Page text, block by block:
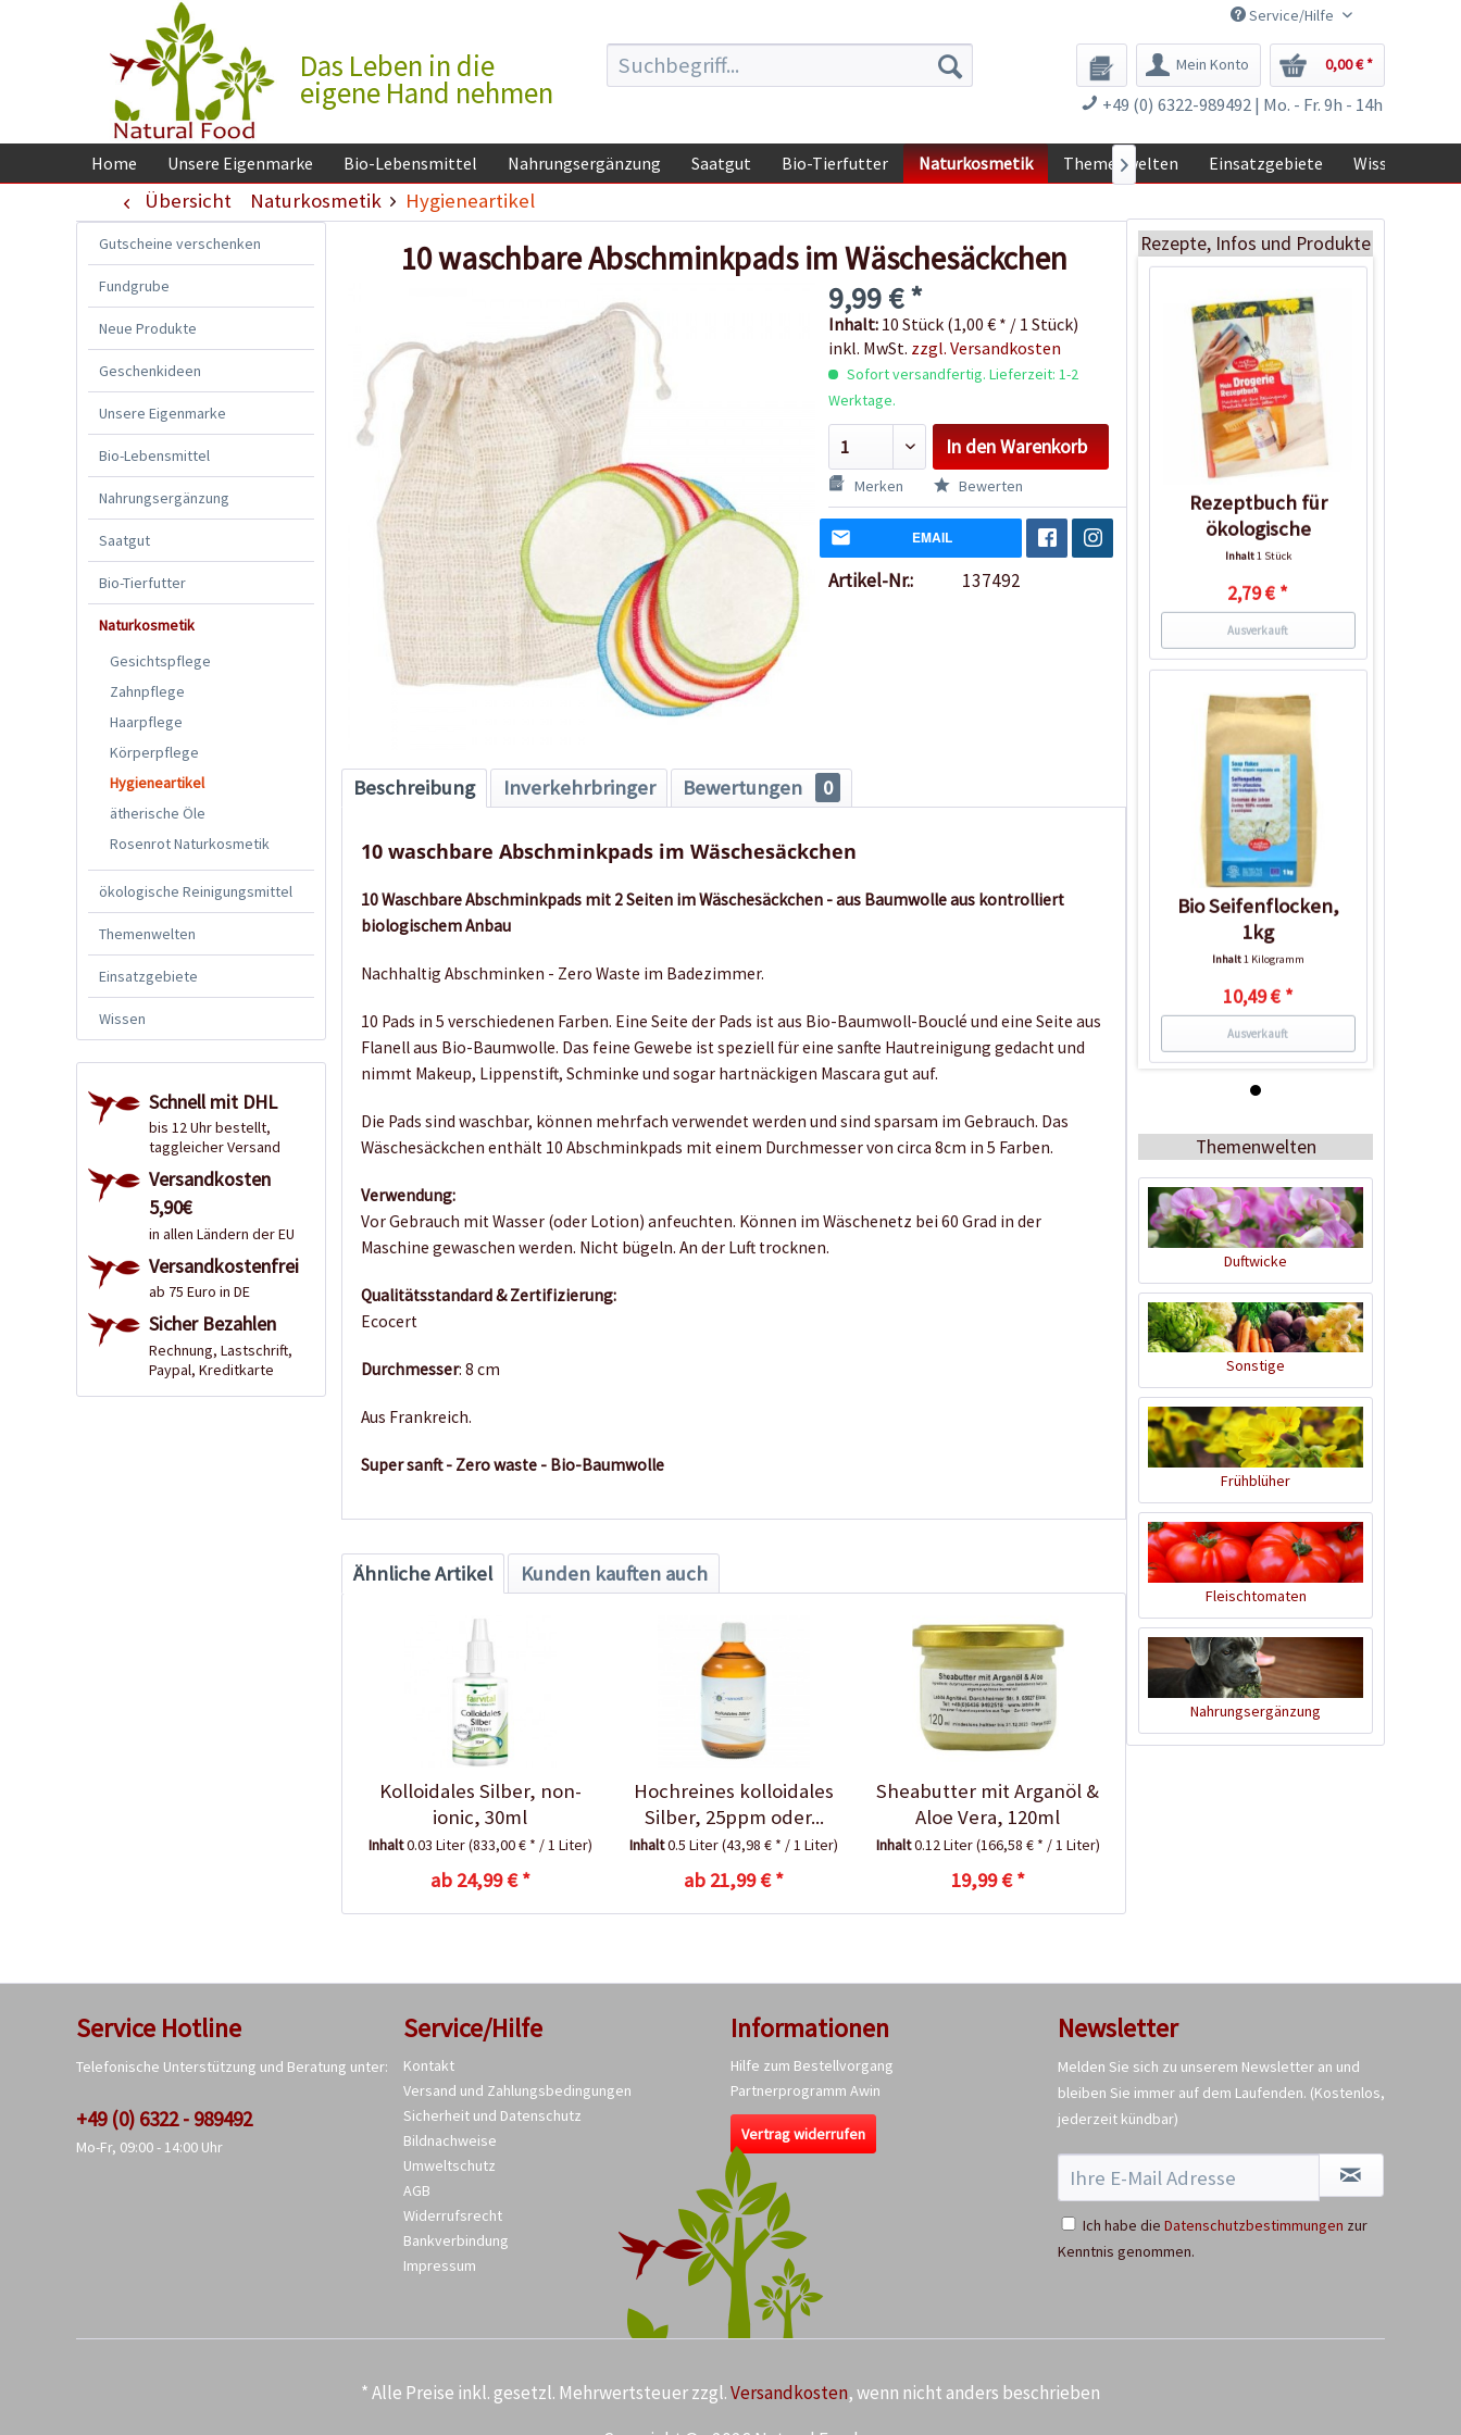
Service/Hilfe
Das Leben in die
eigene Hand nehmen
Mein Konto 0,00 € *
+49 (0) 6322-989492 | Mo. - Fr. 9h - 14h
Home Unsere Eigenmarke Bio-Lebensmittel Nahrungsergänzung Saatgut Bio-Tierfutter Naturkosmetik Themenwelten Einsatzgebiete Wissen

Übersicht Naturkosmetik Hygieneartikel
Gutscheine verschenken
Fundgrube
Neue Produkte
Geschenkideen
Unsere Eigenmarke
Bio-Lebensmittel
Nahrungsergänzung
Saatgut
Bio-Tierfutter
Naturkosmetik
Gesichtspflege
Zahnpflege
Haarpflege
Körperpflege
Hygieneartikel
ätherische Öle
Rosenrot Naturkosmetik
ökologische Reinigungsmittel
Themenwelten
Einsatzgebiete
Wissen
Schnell mit DHL
bis 12 Uhr bestellt,
taggleicher Versand
Versandkosten
5,90€
in allen Ländern der EU
Versandkostenfrei
ab 75 Euro in DE
Sicher Bezahlen
Rechnung, Lastschrift,
Paypal, Kreditkarte
10 waschbare Abschminkpads im Wäschesäckchen
9,99 € *
Inhalt: 10 Stück (1,00 € * / 1 Stück)
inkl. MwSt. zzgl. Versandkosten
Sofort versandfertig. Lieferzeit: 1-2
Werktage.
In denWarenkorb
Merken Bewerten
EMAIL
Artikel-Nr.: 137492
Beschreibung Inverkehrbringer Bewertungen 0
10 waschbare Abschminkpads im Wäschesäckchen
10Waschbare Abschminkpads mit 2 Seiten im Wäschesäckchen - aus Baumwolle aus kontrolliert
biologischem Anbau
Nachhaltig Abschminken - Zero Waste im Badezimmer.
10 Pads in 5 verschiedenen Farben. Eine Seite der Pads ist aus Bio-Baumwoll-Bouclé und eine Seite aus
Flanell aus Bio-Baumwolle. Das feine Gewebe ist speziell für eine sanfte Hautreinigung gedacht und
nimmt Makeup, Lippenstift, Schminke und sogar hartnäckigen Mascara gut auf.
Die Pads sind waschbar, können mehrfach verwendet werden und sind sparsam im Gebrauch. Das
Wäschesäckchen enthält 10 Abschminkpads mit einem Durchmesser von circa 8cm in 5 Farben.
Verwendung:
Vor Gebrauch mit Wasser (oder Lotion) anfeuchten. Können im Wäschenetz bei 60 Grad in der
Maschine gewaschen werden. Nicht bügeln. An der Luft trocknen.
Qualitätsstandard & Zertifizierung:
Ecocert
Durchmesser: 8 cm
Aus Frankreich.
Super sanft - Zero waste - Bio-Baumwolle
Ähnliche Artikel Kunden kauften auch
Kolloidales Silber, non-
ionic, 30ml
Inhalt0.03 Liter(833,00 € * / 1 Liter)
ab 24,99 € *
Hochreines kolloidales
Silber, 25ppm oder...
Inhalt0.5 Liter(43,98 € * / 1 Liter)
ab 21,99 € *
Sheabutter mit Arganöl &
Aloe Vera, 120ml
Inhalt0.12 Liter(166,58 € * / 1 Liter)
19,99 € *
Rezepte, Infos und Produkte
Bio Seifenflocken,
10,49 € *
Rezeptbuch für
ökologische
Reinigungsmittel
Inhalt1 Stück
2,79 € *
Ausverkauft
Bio Seifenflocken,
1kg
Inhalt1 Kilogramm
10,49 € *
Ausverkauft
Rezeptbuch für
ökologische
Reinigungsmittel
Inhalt1 Stück
2,79 € *
Ausverkauft
Bio Seifenflocken,
1kg
Themenwelten
Duftwicke
Sonstige
Frühblüher
Fleischtomaten
Nahrungsergänzung
Service Hotline
Telefonische Unterstützung und Beratung unter:
+49 (0) 6322 - 989492
Mo-Fr, 09:00 - 14:00 Uhr
Service/Hilfe
Kontakt
Versand und Zahlungsbedingungen
Sicherheit und Datenschutz
Bildnachweise
Umweltschutz
AGB
Widerrufsrecht
Bankverbindung
Impressum
Informationen
Hilfe zum Bestellvorgang
Partnerprogramm Awin
Vertrag widerrufen
Newsletter
Melden Sie sich zu unserem Newsletter an und
bleiben Sie immer auf dem Laufenden. (Kostenlos,
jederzeit kündbar)
Ich habe die Datenschutzbestimmungen zur
Kenntnis genommen.
* Alle Preise inkl. gesetzl. Mehrwertsteuer zzgl.Versandkosten, wenn nicht anders beschrieben